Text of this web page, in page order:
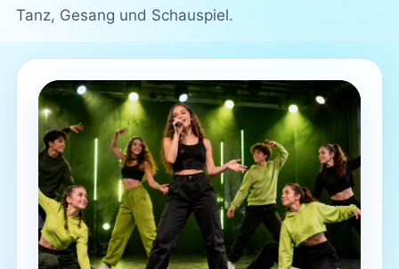
Tanz, Gesang und Schauspiel.